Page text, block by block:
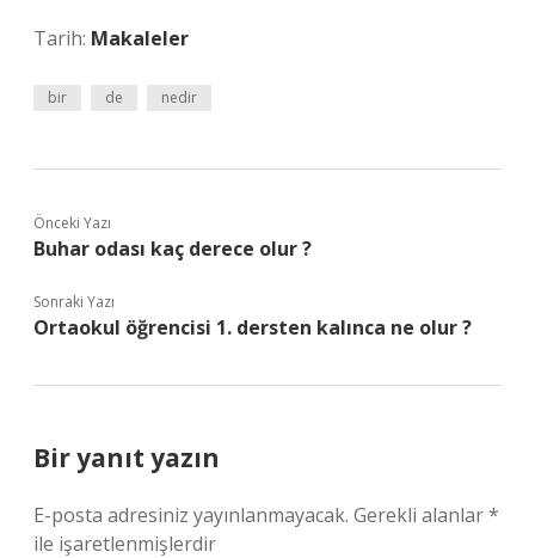
Tarih: Makaleler
bir de nedir
Önceki Yazı
Buhar odası kaç derece olur ?
Sonraki Yazı
Ortaokul öğrencisi 1. dersten kalınca ne olur ?
Bir yanıt yazın
E-posta adresiniz yayınlanmayacak. Gerekli alanlar*
ile işaretlenmişlerdir